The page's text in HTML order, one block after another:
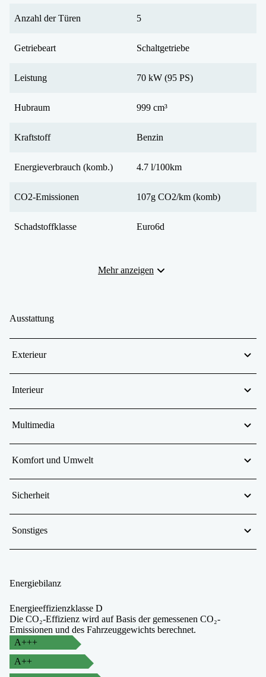
Anzahl der Türen 5
Getriebeart Schaltgetriebe
Leistung 70 kW (95 PS)
Hubraum 999 cm³
Kraftstoff Benzin
Energieverbrauch (komb.) 4.7 l/100km
CO2-Emissionen 107g CO2/km (komb)
Schadstoffklasse Euro6d
Mehr anzeigen
Ausstattung
Exterieur
Interieur
Multimedia
Komfort und Umwelt
Sicherheit
Sonstiges
Energiebilanz
A+++
A++
Energieeffizienzklasse D
Die CO₂-Effizienz wird auf Basis der gemessenen CO₂-
Emissionen und des Fahrzeuggewichts berechnet.